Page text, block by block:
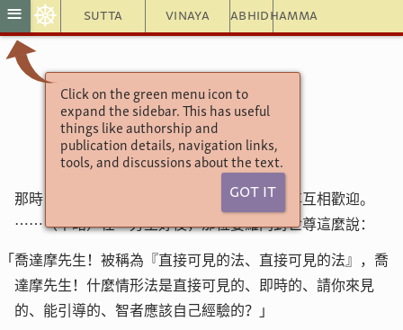
Sutta Vinaya Abhidhamma
≡ ☸
Click on the green menu icon to
expand the sidebar. This has useful
things like authorship and
publication details, navigation links,
tools, and discussions about the text.
Got It
增支部3集53經
某位婆羅門經
那時，某位婆羅門去見世尊。抵達後，與世尊互相歡迎。
……（中略）在一旁坐好後，那位婆羅門對世尊這麼說：
「喬達摩先生！被稱為『直接可見的法、直接可見的法』，喬
達摩先生！什麼情形法是直接可見的、即時的、請你來見
的、能引導的、智者應該自己經驗的？」